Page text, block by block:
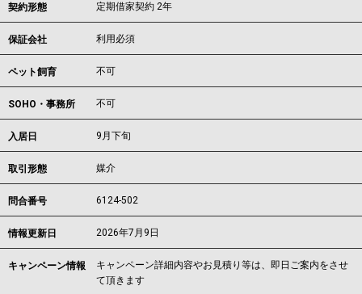
契約形態 定期借家契約 2年
保証会社 利用必須
ペット飼育 不可
SOHO・事務所 不可
入居日 9月下旬
取引形態 媒介
問合番号 6124-502
情報更新日 2026年7月9日
キャンペーン情報
キャンペーン詳細内容やお見積り等は、即日ご案内をさせ
て頂きます